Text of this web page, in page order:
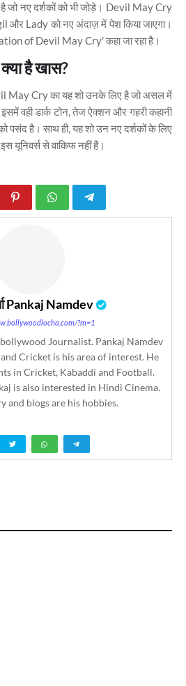
है जो नए दर्शकों को भी जोड़े। Devil May Cry
Lady को नए अंदाज़ में पेश किया जाएगा।
of Devil May Cry' कहा जा रहा है।
है खास?
May Cry का यह शो उनके लिए है जो असल में
वही डार्क टोन, तेज ऐक्शन और गहरी कहानी
पसंद है। साथ ही, यह शो उन नए दर्शकों के लिए
यूनिवर्स से वाकिफ नहीं हैं।
Pankaj Namdev
?m=1
Journalist. Pankaj Namdev
Cricket is his area of interest. He
in Cricket, Kabaddi and Football.
is also interested in Hindi Cinema.
and blogs are his hobbies.